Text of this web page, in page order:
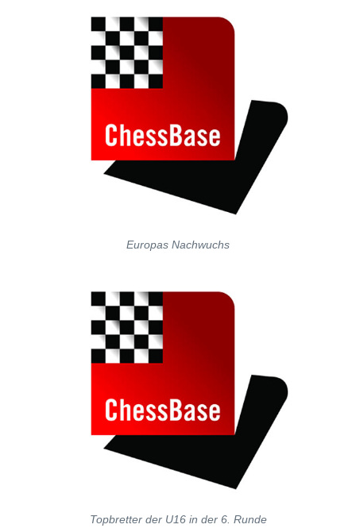
Europas Nachwuchs
Topbretter der U16 in der 6. Runde